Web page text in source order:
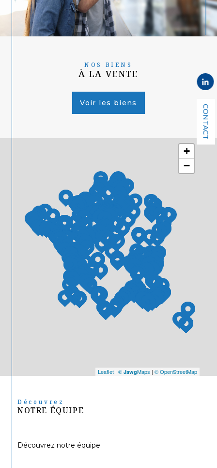
CONTACT
+
−
Leaflet | © JawgMaps | © OpenStreetMap
NOS BIENS
À LA VENTE
Voir les biens
Découvrez
NOTRE ÉQUIPE
Découvrez notre équipe